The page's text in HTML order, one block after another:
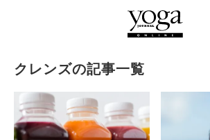
クレンズの記事一覧